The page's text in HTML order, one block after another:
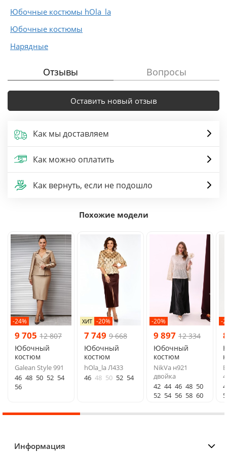
Юбочные костюмы hOla_la
Юбочные костюмы
Нарядные
Отзывы Вопросы
Оставить новый отзыв
Как мы доставляем
Как можно оплатить
Как вернуть, если не подошло
Похожие модели
-24%
9 705 12 807
Юбочный
костюм
Galean Style 991
46 48 50 52 54
56
ХИТ -20%
7 749 9 668
Юбочный
костюм
hOla_la Л433
46 48 50 52 54
-20%
9 897 12 334
Юбочный
костюм
NikVa н921
двойка
42 44 46 48 50
52 54 56 58 60
-
Информация